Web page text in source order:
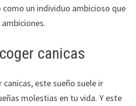
un individuo ambicioso que
canicas
canicas, este sueño suele ir
molestias en tu vida. Y este